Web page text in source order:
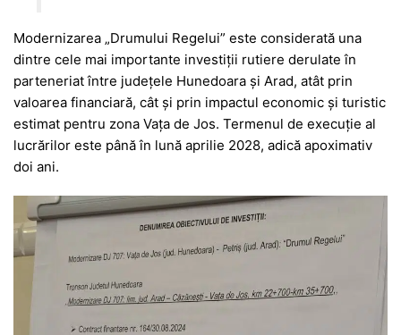
Modernizarea „Drumului Regelui” este considerată una
dintre cele mai importante investiții rutiere derulate în
parteneriat între județele Hunedoara și Arad, atât prin
valoarea financiară, cât și prin impactul economic și turistic
estimat pentru zona Vața de Jos. Termenul de execuție al
lucrărilor este până în lună aprilie 2028, adică apoximativ
doi ani.